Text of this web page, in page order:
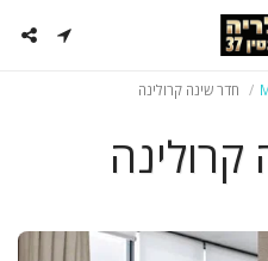
חדר שינה קרולינה